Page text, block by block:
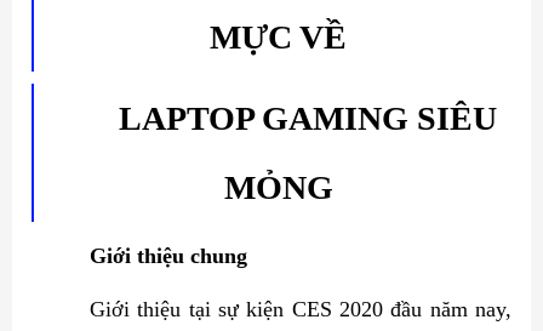
MỰC VỀ
LAPTOP GAMING SIÊU
MỎNG
Giới thiệu chung
Giới thiệu tại sự kiện CES 2020 đầu năm nay,